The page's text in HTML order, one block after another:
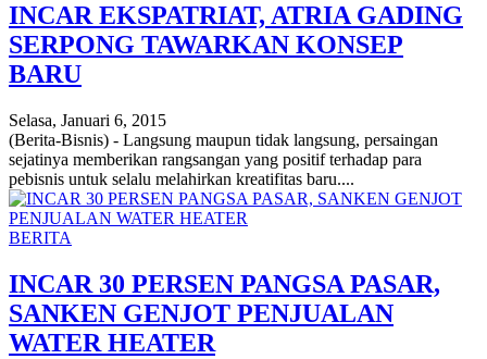
INCAR EKSPATRIAT, ATRIA GADING
SERPONG TAWARKAN KONSEP
BARU
Selasa, Januari 6, 2015
(Berita-Bisnis) - Langsung maupun tidak langsung, persaingan
sejatinya memberikan rangsangan yang positif terhadap para
pebisnis untuk selalu melahirkan kreatifitas baru....
BERITA
INCAR 30 PERSEN PANGSA PASAR,
SANKEN GENJOT PENJUALAN
WATER HEATER